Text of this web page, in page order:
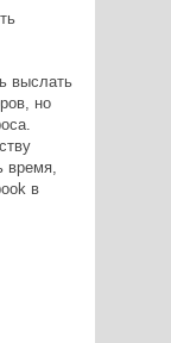
выслать
но
время,
в